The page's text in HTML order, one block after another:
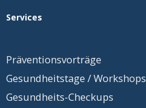
Services
Präventionsvorträge
Gesundheitstage / Workshops
Gesundheits-Checkups